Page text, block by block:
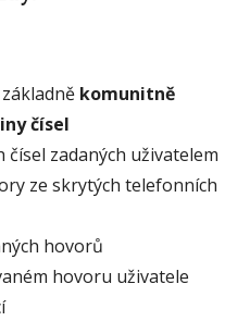
komunitně
čísel
zadaných uživatelem
ze skrytých telefonních
hovorů
hovoru uživatele